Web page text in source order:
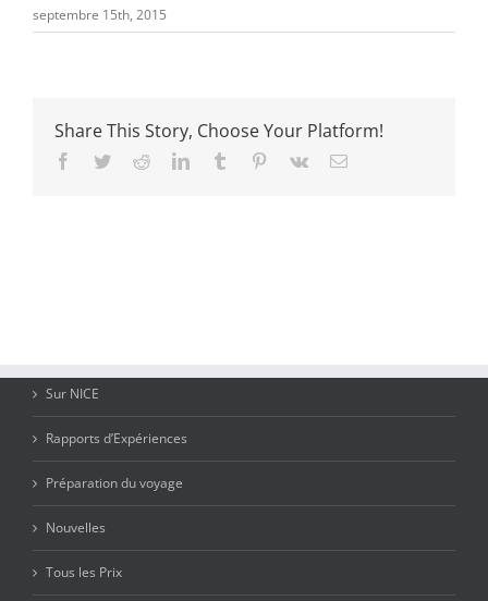
septembre 15th, 2015
Share This Story, Choose Your Platform!
Facebook
TwitterRedditLinkedInTumblr Pinterest
Vk Email
Sur NICE
Rapports d’Expériences
Préparation du voyage
Nouvelles
Tous les Prix